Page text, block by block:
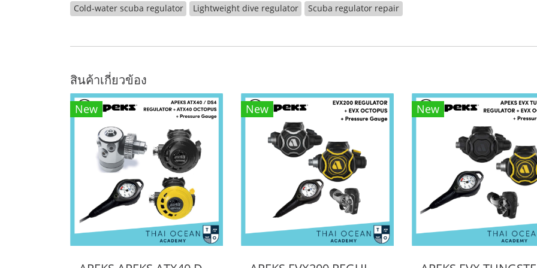
Cold-water scuba regulator Lightweight dive regulator Scuba regulator repair
สินค้าเกี่ยวข้อง
New New New